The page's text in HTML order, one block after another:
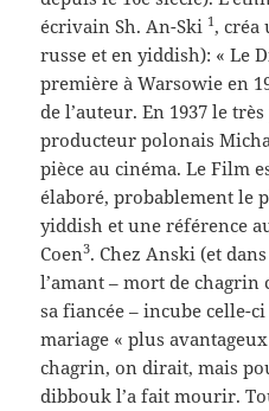
écrivain Sh. An-Ski 1, créa
russe et en yiddish): « Le
première à Warsowie en
de l’auteur. En 1937 le
producteur polonais
pièce au cinéma. Le Film
élaboré, probablement le
yiddish et une référence
Coen3. Chez Anski (et
l’amant – mort de chagrin
sa fiancée – incube celle-
mariage « plus
chagrin, on dirait, mais
dibbouk l’a fait mourir.